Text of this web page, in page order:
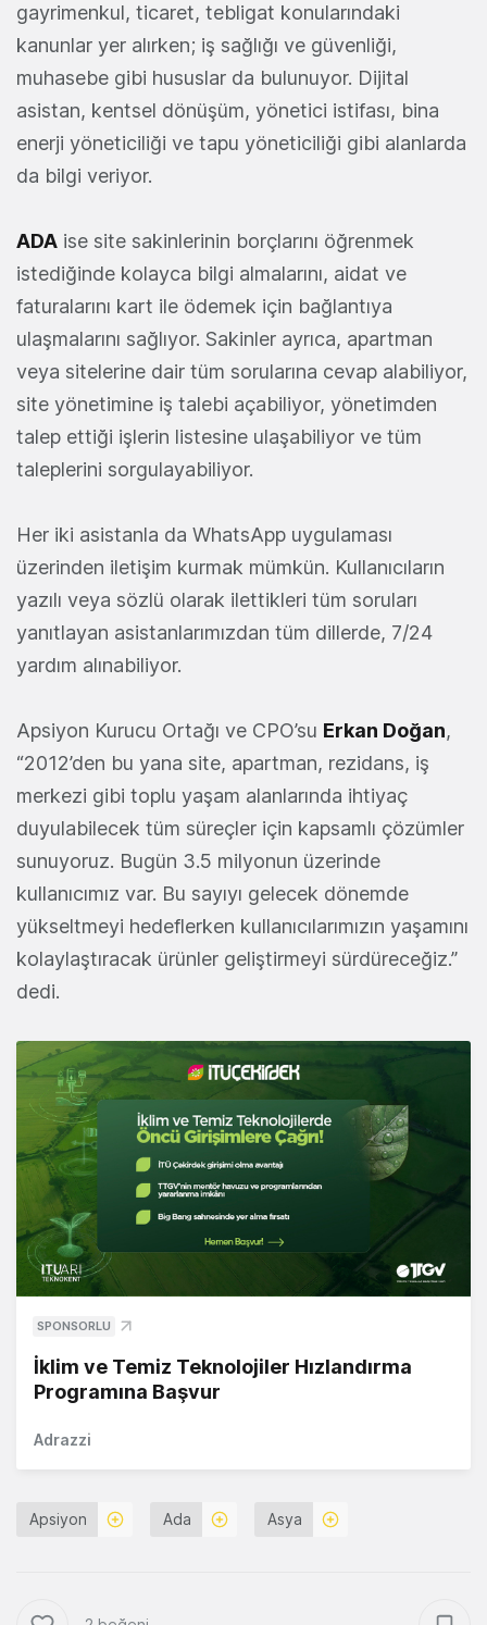
gayrimenkul, ticaret, tebligat konularındaki
kanunlar yer alırken; iş sağlığı ve güvenliği,
muhasebe gibi hususlar da bulunuyor. Dijital
asistan, kentsel dönüşüm, yönetici istifası, bina
enerji yöneticiliği ve tapu yöneticiliği gibi alanlarda
da bilgi veriyor.
ADA ise site sakinlerinin borçlarını öğrenmek
istediğinde kolayca bilgi almalarını, aidat ve
faturalarını kart ile ödemek için bağlantıya
ulaşmalarını sağlıyor. Sakinler ayrıca, apartman
veya sitelerine dair tüm sorularına cevap alabiliyor,
site yönetimine iş talebi açabiliyor, yönetimden
talep ettiği işlerin listesine ulaşabiliyor ve tüm
taleplerini sorgulayabiliyor.
Her iki asistanla da WhatsApp uygulaması
üzerinden iletişim kurmak mümkün. Kullanıcıların
yazılı veya sözlü olarak ilettikleri tüm soruları
yanıtlayan asistanlarımızdan tüm dillerde, 7/24
yardım alınabiliyor.
Apsiyon Kurucu Ortağı ve CPO’su Erkan Doğan,
“2012’den bu yana site, apartman, rezidans, iş
merkezi gibi toplu yaşam alanlarında ihtiyaç
duyulabilecek tüm süreçler için kapsamlı çözümler
sunuyoruz. Bugün 3.5 milyonun üzerinde
kullanıcımız var. Bu sayıyı gelecek dönemde
yükseltmeyi hedeflerken kullanıcılarımızın yaşamını
kolaylaştıracak ürünler geliştirmeyi sürdüreceğiz.”
dedi.
SPONSORLU
İklim ve Temiz Teknolojiler Hızlandırma
Programına Başvur
Adrazzi
Apsiyon Ada Asya